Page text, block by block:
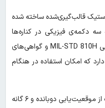
قالب‌گیری‌شده ساخته شده
سه دکمه‌ی فیزیکی در کناره‌ها
مجهز است. هیرو D5 استاندارد نظامی MIL-STD 810H و گواهی‌های
مقاومت در برابر آب 5ATM و IP69K دارد که امکان استفاده در هنگام
اطلاعات رسمی، سیستم ناوبری ساعت از موقعیت‌یابی دو‌بانده و ۶ گانه